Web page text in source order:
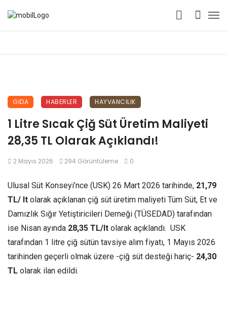
GIDA HABERLER HAYVANCILIK
1 Litre Sıcak Çiğ Süt Üretim Maliyeti
28,35 TL Olarak Açıklandı!
2 Mayıs 2026 294 Görüntüleme 0
Ulusal Süt Konseyi’nce (USK) 26 Mart 2026 tarihinde, 21,79
TL/ lt olarak açıklanan çiğ süt üretim maliyeti Tüm Süt, Et ve
Damızlık Sığır Yetiştiricileri Derneği (TÜSEDAD) tarafından
ise Nisan ayında 28,35 TL/lt olarak açıklandı. USK
tarafından 1 litre çiğ sütün tavsiye alım fiyatı, 1 Mayıs 2026
tarihinden geçerli olmak üzere -çiğ süt desteği hariç- 24,30
TL olarak ilan edildi.